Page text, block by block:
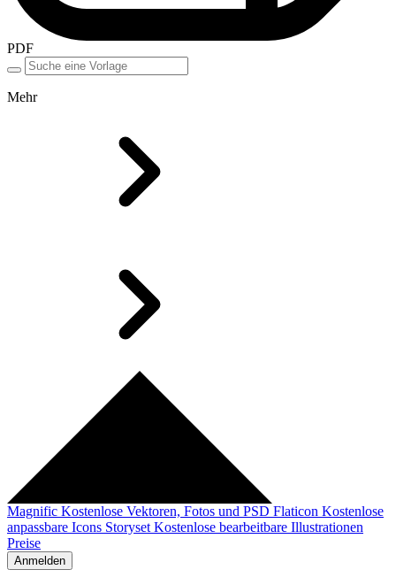
PDF
Mehr
Magnific Kostenlose Vektoren, Fotos und PSD Flaticon Kostenlose
anpassbare Icons Storyset Kostenlose bearbeitbare Illustrationen
Preise
Anmelden